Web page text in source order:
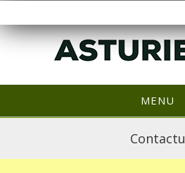
MENU
Contactu